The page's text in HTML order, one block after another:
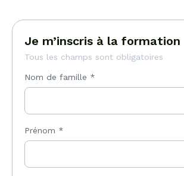
Je m’inscris à la formation
Tous les champs sont obligatoires
Nom de famille *
Prénom *